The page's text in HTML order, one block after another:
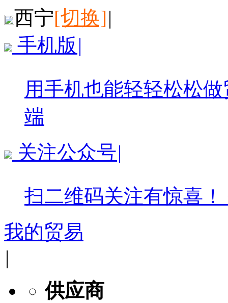
西宁[切换]|
手机版 |
用手机也能轻轻松松
端
关注公众号|
扫二维码关注有惊喜！
我的贸易
|
供应商